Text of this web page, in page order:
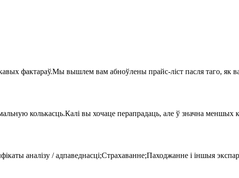
фактараў.Мы вышлем вам абноўлены прайс-ліст пасля таго, як
колькасць.Калі вы хочаце перапрадаць, але ў значна
аналізу / адпаведнасці;Страхаванне;Паходжанне і іншыя